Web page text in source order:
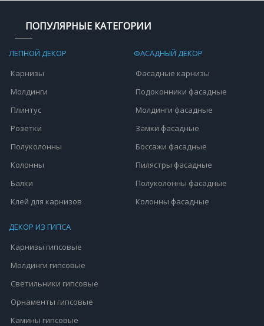
ПОПУЛЯРНЫЕ КАТЕГОРИИ
ЛЕПНОЙ ДЕКОР
Карнизы
Молдинги
Плинтус
Розетки
Полуколонны
Колонны
Балки
Клей для карнизов
ФАСАДНЫЙ ДЕКОР
Фасадные карнизы
Подоконники фасадные
Молдинги фасадные
Замки фасадные
Боссажи фасадные
Пилястры фасадные
Полуколонны фасадные
Колонны фасадные
ДЕКОР ИЗ ГИПСА
Карнизы гипсовые
Молдинги гипсовые
Светильники гипсовые
Орнаменты гипсовые
Камины гипсовые